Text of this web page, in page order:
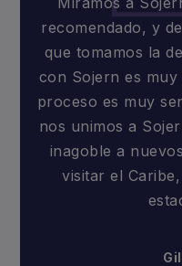
recomendado, y
que tomamos la
con Sojern es
proceso es muy
nos unimos a
inagoble a
visitar el